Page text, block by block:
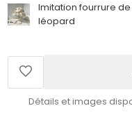
Imitation fourrure
léopard
Détails et images